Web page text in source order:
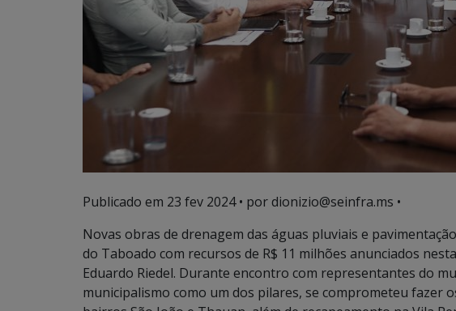
Publicado em 23 fev 2024• por dionizio@seinfra.ms •
Novas obras de drenagem das águas pluviais e
do Taboado com recursos de R$ 11 milhões anunciados
Eduardo Riedel. Durante encontro com representantes do
municipalismo como um dos pilares, se comprometeu fazer